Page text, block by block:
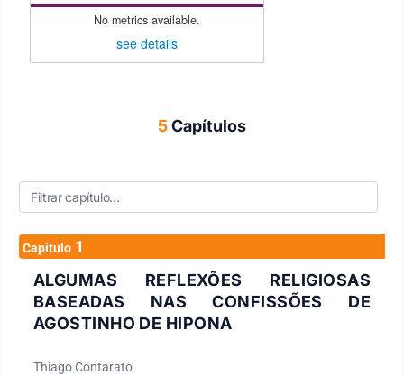
No metrics available.
see details
5Capítulos
Capítulo 1
ALGUMAS REFLEXÕES RELIGIOSAS
BASEADAS NAS CONFISSÕES DE
AGOSTINHO DE HIPONA
Thiago Contarato